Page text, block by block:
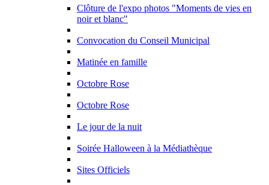
Clôture de l'expo photos "Moments de vies en
noir et blanc"
Convocation du Conseil Municipal
Matinée en famille
Octobre Rose
Octobre Rose
Le jour de la nuit
Soirée Halloween à la Médiathèque
Sites Officiels